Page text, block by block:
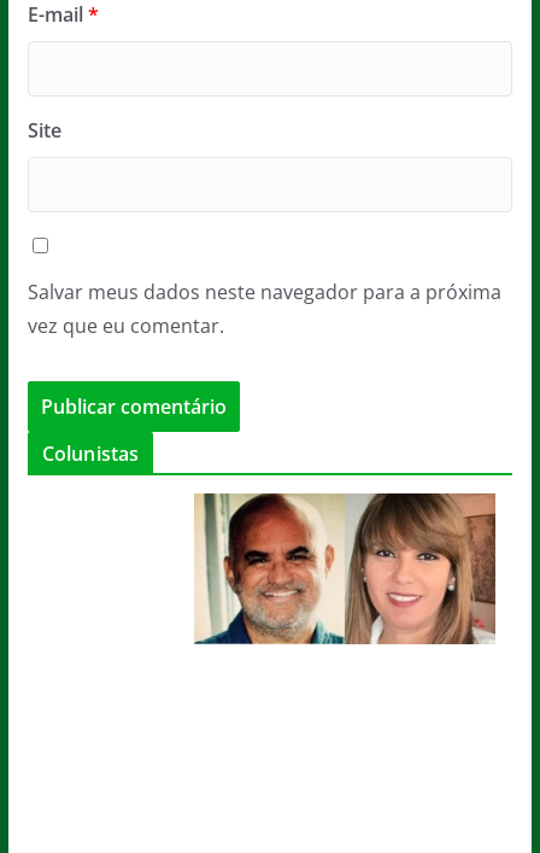
E-mail*
Site
Salvar meus dados neste navegador para a próxima
vez que eu comentar.
Colunistas